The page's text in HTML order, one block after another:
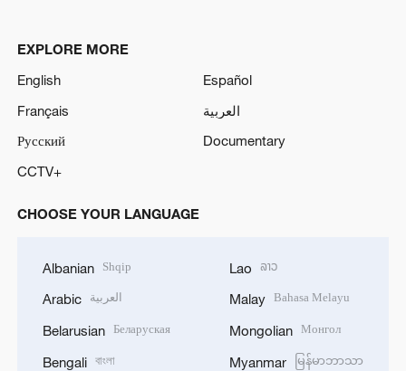
EXPLORE MORE
English
Español
Français
العربية
Русский
Documentary
CCTV+
CHOOSE YOUR LANGUAGE
Albanian Shqip
Arabic العربية
Belarusian Беларуская
Bengali বাংলা
Lao ລາວ
Malay Bahasa Melayu
Mongolian Монгол
Myanmar မြန်မာဘာသာ